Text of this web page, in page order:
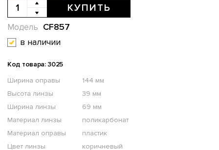
КУПИТЬ
CF857
Модель
в наличии
Код товара: 3025
Ширина оправы
144 мм
Высота линзы
39 мм
Ширина линзы
69 мм
Материал линзы
поликарбонат
Материал оправы
пластик
Цвет линзы
коричневый